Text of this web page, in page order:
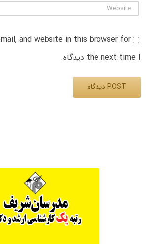
and website in this browser for
the next time I دیدگاه.